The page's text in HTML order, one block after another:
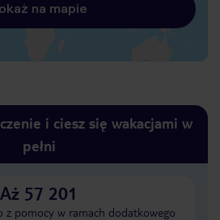
na mapie
i ciesz się wakacjami w
pełni
Aż 57 201
z pomocy w ramach dodatkowego